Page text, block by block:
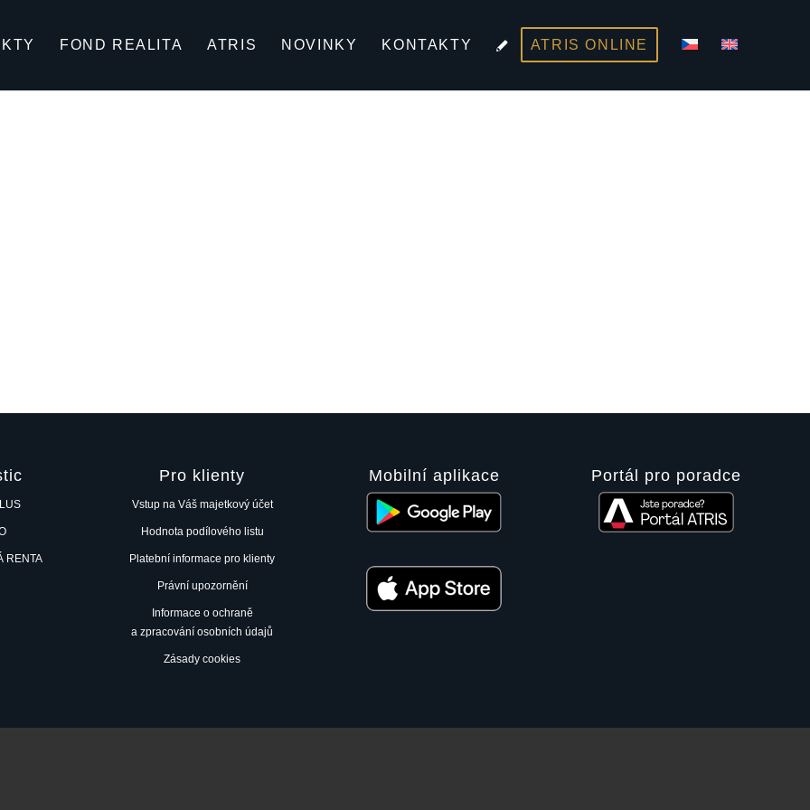
FOND REALITA ATRIS NOVINKY KONTAKTY ATRIS ONLINE
RENTA
Pro klienty
Vstup na Váš majetkový účet
Hodnota podílového listu
Platební informace pro klienty
Právní upozornění
Informace o ochraně
a zpracování osobních údajů
Zásady cookies
Mobilní aplikace Portál pro poradce